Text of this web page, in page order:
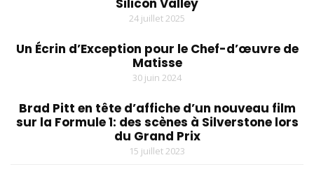
Silicon Valley
24 juillet 2025
Un Écrin d’Exception pour le Chef-d’œuvre de
Matisse
30 juin 2024
Brad Pitt en tête d’affiche d’un nouveau film
sur la Formule 1: des scènes à Silverstone lors
du Grand Prix
15 juillet 2023